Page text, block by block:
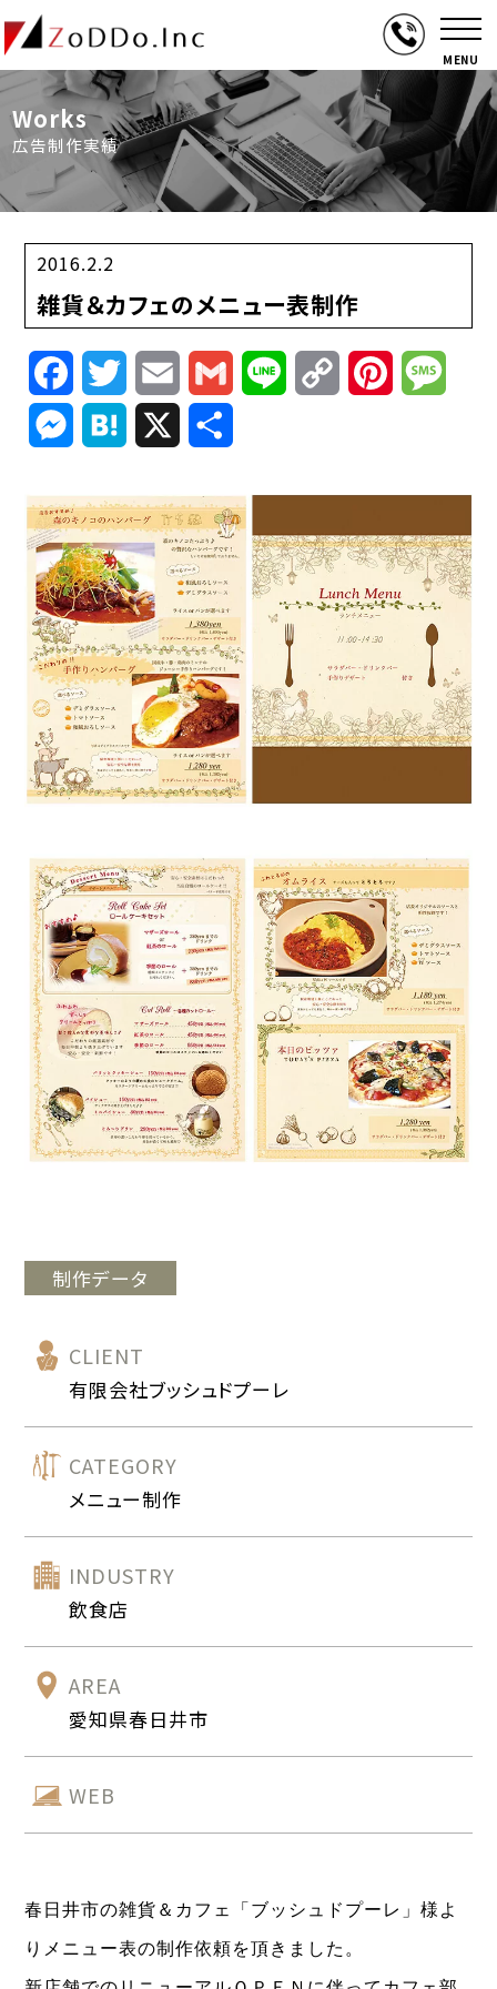
MENU
Works
広告制作実績
2016.2.2
雑貨＆カフェのメニュー表制作
FacebookTwitterEmail Gmail Line
Copy
Link
Pinterest
Messenger
Hatena
制作データ
CLIENT
有限会社ブッシュドプーレ
CATEGORY
メニュー制作
INDUSTRY
飲食店
AREA
愛知県春日井市
WEB
春日井市の雑貨＆カフェ「ブッシュドプーレ」様よ
りメニュー表の制作依頼を頂きました。